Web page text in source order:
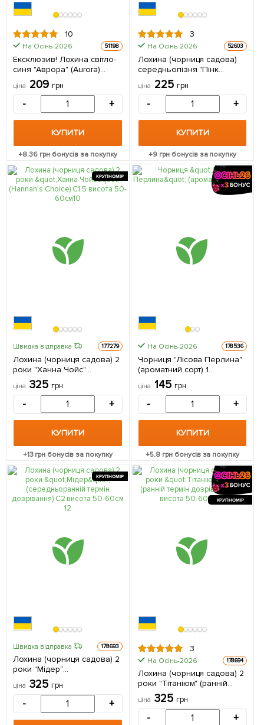
10
На Осінь-2026 51198
Ексклюзив! Лохина світло-
синя "Аврора" (Aurora)
(преміальний
морозостійкий сорт,
пізнього строку
дозрівання) 1 саджанець в
упаковці
ціна 209 грн
- +
КУПИТИ
+8.36 грн бонусів за покупку
3
На Осінь-2026 52603
Лохина (чорниця садова)
середньопізня "Пінк
Блюберрі" 1 саджанець в
упаковці
ціна 225 грн
- +
КУПИТИ
+9грн бонусів за покупку
КРУПНОМІР
Швидка відправка 177279
Лохина (чорниця садова) 2
роки "Ханна Чойс"
(Hannah's Choice) С1,5
висота 50-60см 1
саджанець в упаковці
ціна 325 грн
- +
КУПИТИ
+13грн бонусів за покупку
На Осінь-2026 178536
Чорниця "Лісова Перлина"
(ароматний сорт) 1
саджанець в упаковці
ціна 145 грн
- +
КУПИТИ
+5.8грн бонусів за покупку
КРУПНОМІР
Швидка відправка 178693
Лохина (чорниця садова) 2
роки "Мідер"
(середньоранній термін
дозрівання) С2 висота 50-
упаковці
ціна 325 грн
- +
КРУПНОМІР
3
На Осінь-2026 178694
Лохина (чорниця садова) 2
роки "Тітаніюм" (ранній
термін дозрівання) С2
висота 50-60см 1
саджанець в упаковці
ціна 325 грн
- +